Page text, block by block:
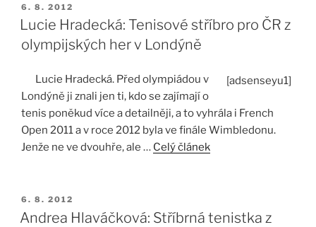
PUBLIKOVÁNO
6. 8. 2012
Lucie Hradecká: Tenisové stříbro pro ČR z
olympijských her v Londýně
[adsenseyu1]
Lucie Hradecká. Před olympiádou v
Londýně ji znali jen ti, kdo se zajímají o
tenis poněkud více a detailněji, a to vyhrála i French
Open 2011 a v roce 2012 byla ve finále Wimbledonu.
Jenže ne ve dvouhře, ale … Celý článek
PUBLIKOVÁNO
6. 8. 2012
Andrea Hlaváčková: Stříbrná tenistka z